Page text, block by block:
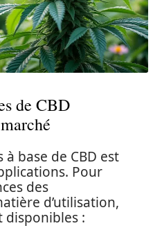
de CBD
base de CBD est
Pour
des
d’utilisation,
disponibles :